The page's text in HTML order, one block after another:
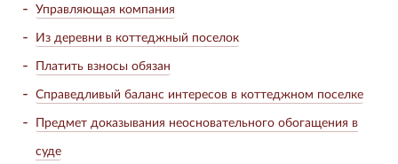
Управляющая компания
Из деревни в коттеджный поселок
Платить взносы обязан
Справедливый баланс интересов в коттеджном поселке
Предмет доказывания неосновательного обогащения в
суде